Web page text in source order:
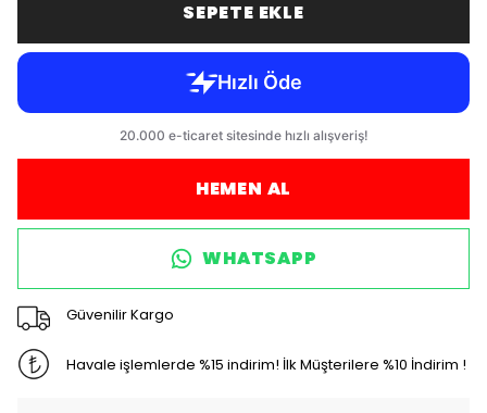
SEPETE EKLE
HEMEN AL
WHATSAPP
Güvenilir Kargo
Havale işlemlerde %15 indirim! İlk Müşterilere %10 İndirim !